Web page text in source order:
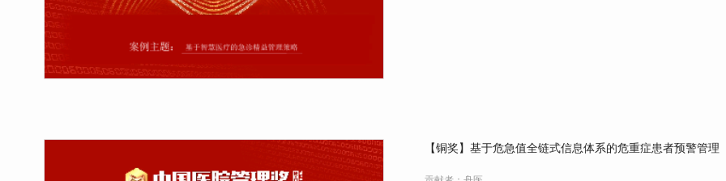
【铜奖】基于危急值全链式信息体系的危重症患者预警管理